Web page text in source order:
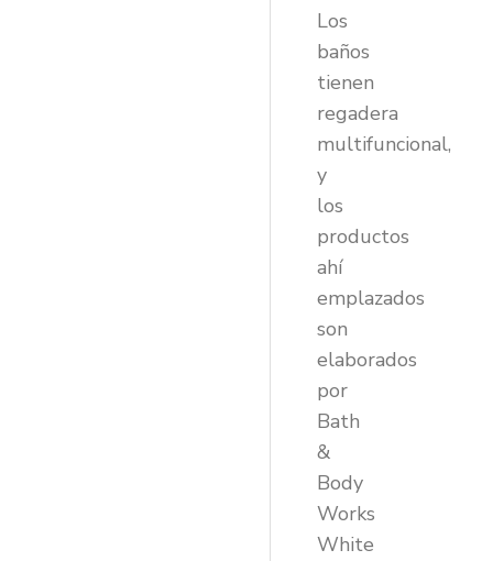
Los
baños
tienen
regadera
multifuncional,
y
los
productos
ahí
emplazados
son
elaborados
por
Bath
&
Body
Works
White